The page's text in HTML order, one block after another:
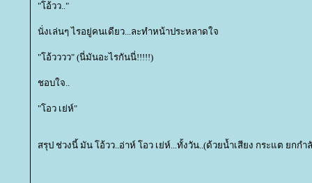
"โอ้วว.."
นั่งเล่นๆ ไรอยู่คนเดียว...ละทำหน้าประหลาดใจ
"โอ้วววว" (นี่มันอะไรกันนี่!!!!!)
ชอบใจ..
"โอว เย่ห์"
สรุป ช่วงนี้ มัน โอ้วว..อ่าห์ โอว เย่ห์...ทั้งวัน..(ด้วยน้ำเสียง กระแต ยกกำ